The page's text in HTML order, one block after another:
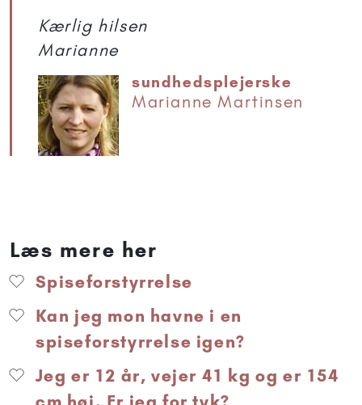
Kærlig hilsen
Marianne
sundhedsplejerske
Marianne Martinsen
Læs mere her
Spiseforstyrrelse
Kan jeg mon havne i en
spiseforstyrrelse igen?
Jeg er 12 år, vejer 41 kg og er 154